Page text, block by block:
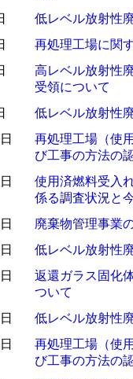
低レベル放射性
再処理工場に関
高レベル放射性
受領について
低レベル放射性
再処理工場（使
び工事の方法の
使用済燃料受入
係る調査状況と
廃棄物管理事業
低レベル放射性
返還ガラス固化
ついて
低レベル放射性
再処理工場（使
び工事の方法の